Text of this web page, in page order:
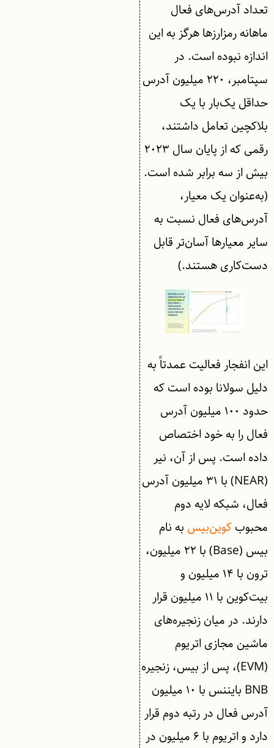
تعداد آدرس‌های فعال
ماهانه رمزارزها هرگز به این
اندازه نبوده است. در
سپتامبر، ۲۲۰ میلیون آدرس
حداقل یک‌بار با یک
بلاکچین تعامل داشتند،
رقمی که از پایان سال ۲۰۲۳
بیش از سه برابر شده است.
(به‌عنوان یک معیار،
آدرس‌های فعال نسبت به
سایر معیارها آسان‌تر قابل
دست‌کاری هستند.)
این انفجار فعالیت عمدتاً به
دلیل سولانا بوده است که
حدود ۱۰۰ میلیون آدرس
فعال را به خود اختصاص
داده است. پس از آن، نیر
(NEAR) با ۳۱ میلیون آدرس
فعال، شبکه لایه دوم
محبوبکوین‌بیس به نام
بیس (Base) با ۲۲ میلیون،
ترون با ۱۴ میلیون و
بیت‌کوین با ۱۱ میلیون قرار
دارند. در میان زنجیره‌های
ماشین مجازی اتریوم
(EVM)، پس از بیس، زنجیره
BNB بایننس با ۱۰ میلیون
آدرس فعال در رتبه دوم قرار
دارد و اتریوم با ۶ میلیون در